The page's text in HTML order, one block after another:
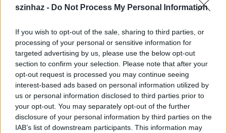
szinhaz - Do Not Process My Personal Information
If you wish to opt-out of the sale, sharing to third parties, or
processing of your personal or sensitive information for
targeted advertising by us, please use the below opt-out
section to confirm your selection. Please note that after your
opt-out request is processed you may continue seeing
interest-based ads based on personal information utilized by
us or personal information disclosed to third parties prior to
your opt-out. You may separately opt-out of the further
disclosure of your personal information by third parties on the
IAB’s list of downstream participants. This information may
Arról, hogy milyen előadásokban gondolkodnak
elmondta: “Mindhárman különösen vonzódunk a
regény- és filmadaptációkhoz. Hargitai Iván jelenleg
például a Jadviga párnája című adaptáción dolgozik
, ezt szeretnénk Fehérváron is bemutatni a
későbbiekben. De a terveink között szerepel például
George Orwell1984 utópisztikus regényének vagy
éppLars von TrierTáncos a sötétben című
filmjének a színpadra alkalmazása”.